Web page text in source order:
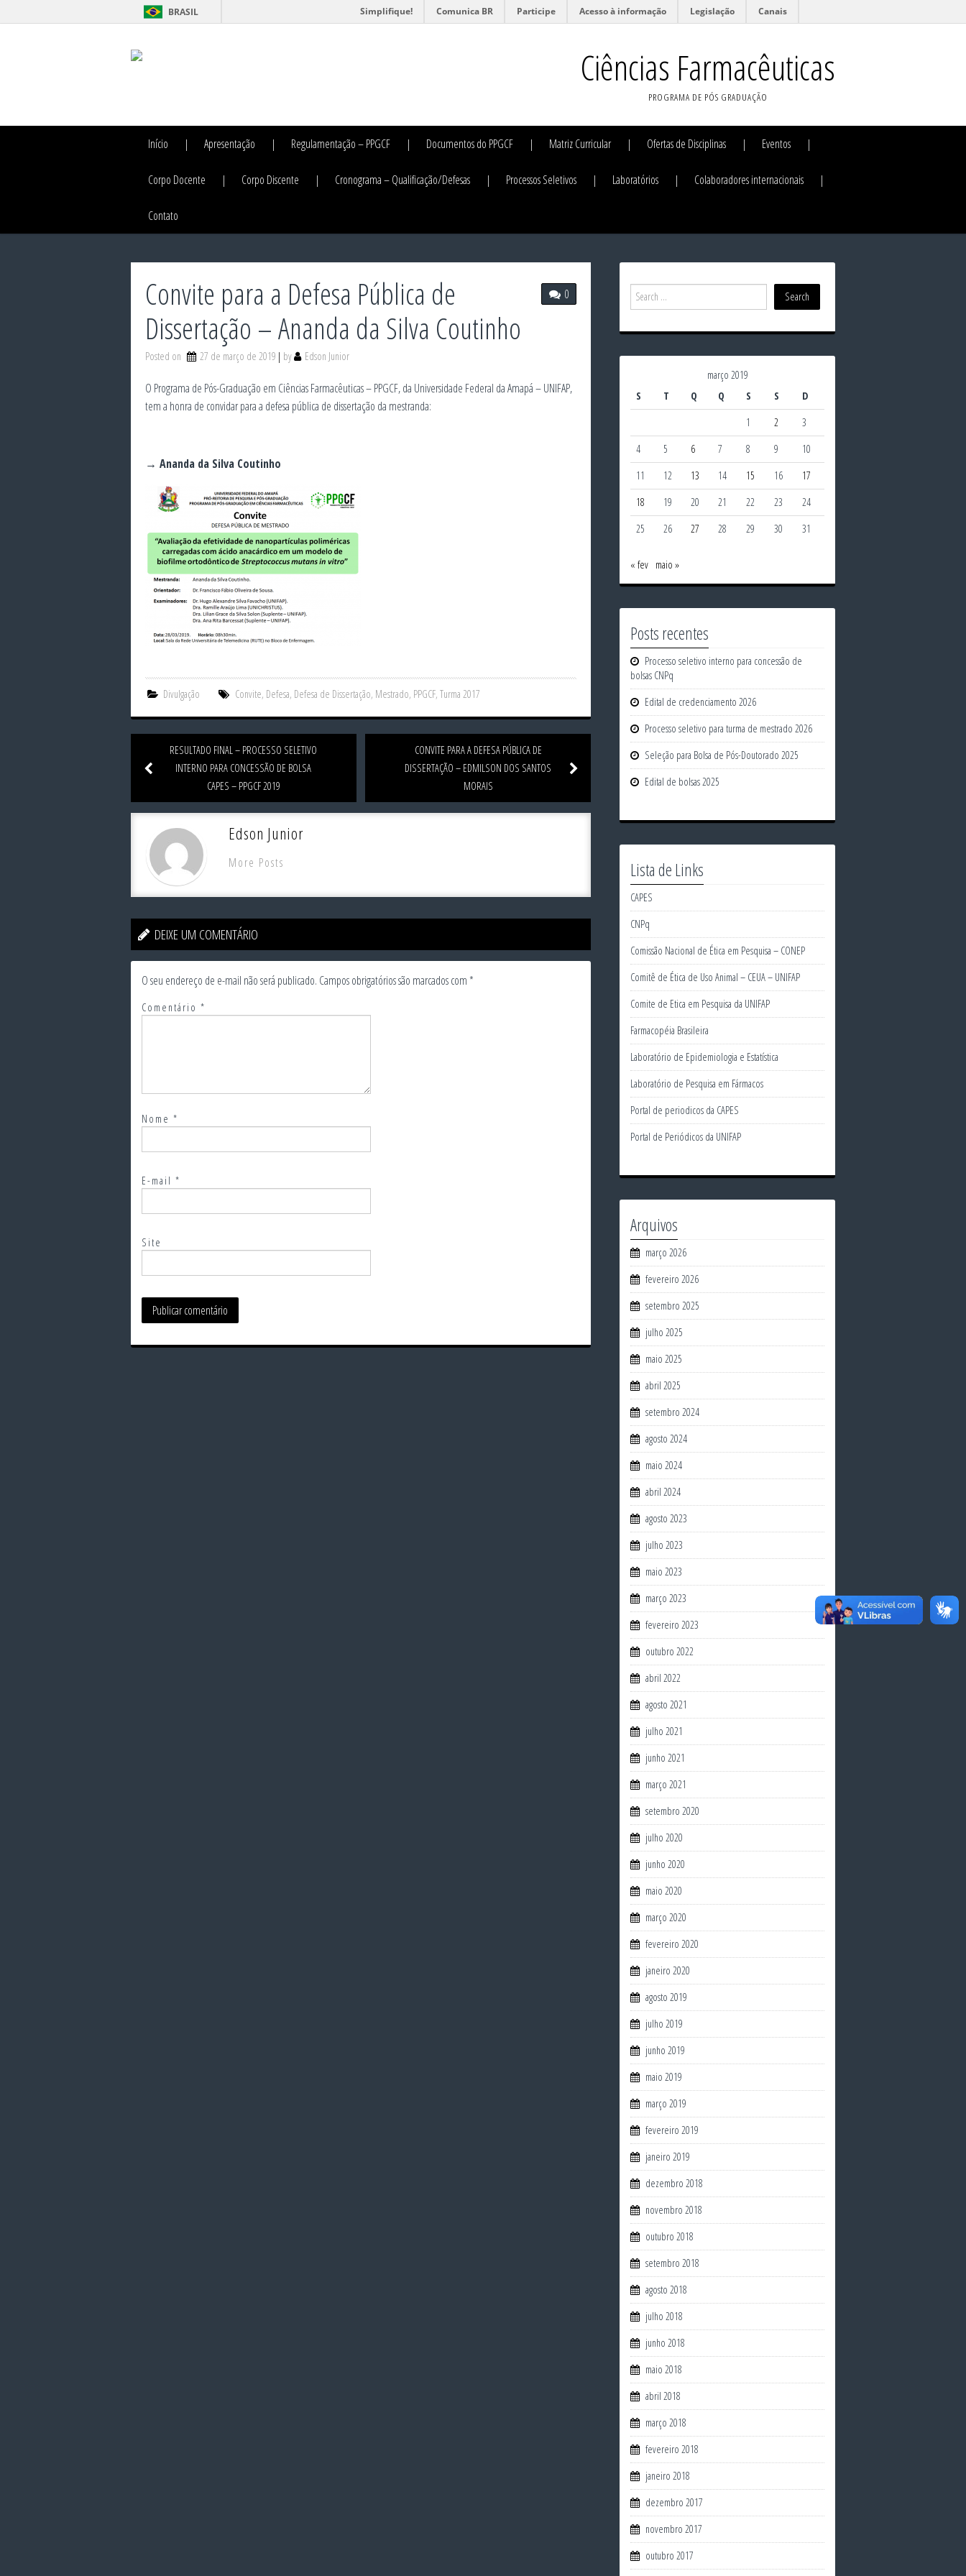
BRASIL Simplifique! Comunica BR Participe Acesso à informação Legislação Canais
Ciências Farmacêuticas
PROGRAMA DE PÓS GRADUAÇÃO
Início Apresentação Regulamentação – PPGCF Documentos do PPGCF Matriz Curricular Ofertas de Disciplinas Eventos
Corpo Docente Corpo Discente Cronograma – Qualificação/Defesas Processos Seletivos Laboratórios Colaboradores internacionais
Contato
0
Convite para a Defesa Pública de
Dissertação – Ananda da Silva Coutinho
Posted on 27 de março de 2019 by Edson Junior
O Programa de Pós-Graduação em Ciências Farmacêuticas – PPGCF, da Universidade Federal da Amapá – UNIFAP,
tem a honra de convidar para a defesa pública de dissertação da mestranda:
→ Ananda da Silva Coutinho
Divulgação Convite, Defesa, Defesa de Dissertação, Mestrado, PPGCF, Turma 2017
RESULTADO FINAL – PROCESSO SELETIVO
INTERNO PARA CONCESSÃO DE BOLSA
CAPES – PPGCF 2019
CONVITE PARA A DEFESA PÚBLICA DE
DISSERTAÇÃO – EDMILSON DOS SANTOS
MORAIS
Edson Junior
More Posts
DEIXE UM COMENTÁRIO
O seu endereço de e-mail não será publicado. Campos obrigatórios são marcados com *
Comentário *
Nome *
E-mail *
Site
março 2019
S
T Q Q S S
D
1
2
3
4
5 6 7 8 9
10
11
12 13 14 15 16
17
18
19 20 21 22 23
24
25
26 27 28 29 30 31
« fev maio »
Posts recentes
Processo seletivo interno para concessão de
bolsas CNPq
Edital de credenciamento 2026
Processo seletivo para turma de mestrado 2026
Seleção para Bolsa de Pós-Doutorado 2025
Edital de bolsas 2025
Lista de Links
CAPES
CNPq
Comissão Nacional de Ética em Pesquisa – CONEP
Comitê de Ética de Uso Animal – CEUA – UNIFAP
Comite de Etica em Pesquisa da UNIFAP
Farmacopéia Brasileira
Laboratório de Epidemiologia e Estatística
Laboratório de Pesquisa em Fármacos
Portal de periodicos da CAPES
Portal de Periódicos da UNIFAP
Arquivos
março 2026
fevereiro 2026
setembro 2025
julho 2025
maio 2025
abril 2025
setembro 2024
agosto 2024
maio 2024
abril 2024
agosto 2023
julho 2023
maio 2023
março 2023
fevereiro 2023
outubro 2022
abril 2022
agosto 2021
julho 2021
junho 2021
março 2021
setembro 2020
julho 2020
junho 2020
maio 2020
março 2020
fevereiro 2020
janeiro 2020
agosto 2019
julho 2019
junho 2019
maio 2019
março 2019
fevereiro 2019
janeiro 2019
dezembro 2018
novembro 2018
outubro 2018
setembro 2018
agosto 2018
julho 2018
junho 2018
maio 2018
abril 2018
março 2018
fevereiro 2018
janeiro 2018
dezembro 2017
novembro 2017
outubro 2017